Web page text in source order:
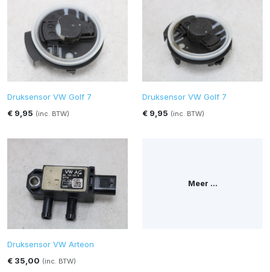
Druksensor VW Golf 7
€ 9,95 (inc. BTW)
Druksensor VW Golf 7
€ 9,95 (inc. BTW)
Druksensor VW Arteon
€ 35,00 (inc. BTW)
Meer ...